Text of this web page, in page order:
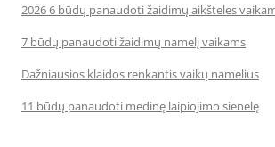
2026 6 būdų panaudoti žaidimų aikšteles
7 būdų panaudoti žaidimų namelį vaikams
Dažniausios klaidos renkantis vaikų namelius
11 būdų panaudoti medinę laipiojimo sienelę